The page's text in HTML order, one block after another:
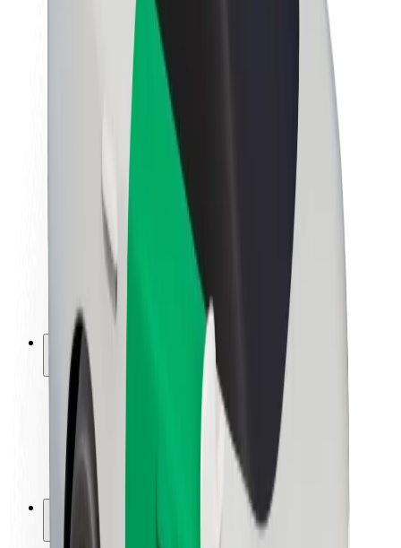
Udržitelnost podle Boltu
Projekt Zero
Tiskové centrum
Pokyny ke značce
Naše poslání
Vztahy s investory
Vedení
Značka
Média
Městský fond
Bezpečnost
Bezpečnost cestujících
Bezpečnost řidičů
Bezpečnost na koloběžce
Laboratoř bezpečnosti